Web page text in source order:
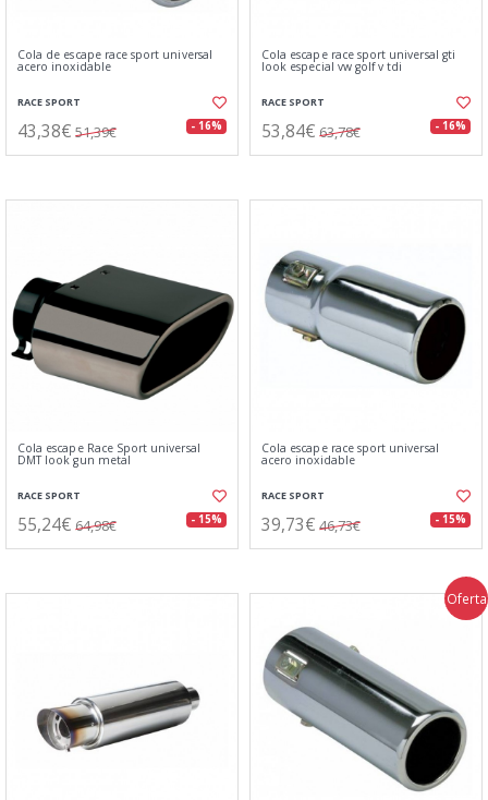
Cola de escape race sport universal
acero inoxidable
RACE SPORT
43,38€ 51,39€ - 16%
Cola escape race sport universal gti
look especial vw golf v tdi
RACE SPORT
53,84€ 63,78€ - 16%
Cola escape Race Sport universal
DMT look gun metal
RACE SPORT
55,24€ 64,98€ - 15%
Cola escape race sport universal
acero inoxidable
RACE SPORT
39,73€ 46,73€ - 15%
Oferta